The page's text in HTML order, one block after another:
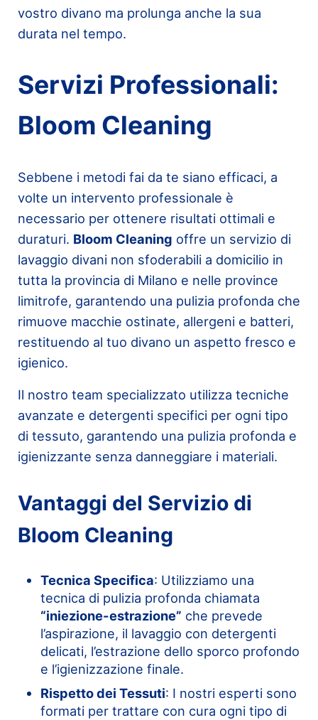
vostro divano ma prolunga anche la sua
durata nel tempo.
Servizi Professionali:
Bloom Cleaning
Sebbene i metodi fai da te siano efficaci, a
volte un intervento professionale è
necessario per ottenere risultati ottimali e
duraturi. Bloom Cleaning offre un servizio di
lavaggio divani non sfoderabili a domicilio in
tutta la provincia di Milano e nelle province
limitrofe, garantendo una pulizia profonda che
rimuove macchie ostinate, allergeni e batteri,
restituendo al tuo divano un aspetto fresco e
igienico.
Il nostro team specializzato utilizza tecniche
avanzate e detergenti specifici per ogni tipo
di tessuto, garantendo una pulizia profonda e
igienizzante senza danneggiare i materiali.
Vantaggi del Servizio di
Bloom Cleaning
Tecnica Specifica: Utilizziamo una
tecnica di pulizia profonda chiamata
“iniezione-estrazione” che prevede
l’aspirazione, il lavaggio con detergenti
delicati, l’estrazione dello sporco profondo
e l’igienizzazione finale.
Rispetto dei Tessuti: I nostri esperti sono
formati per trattare con cura ogni tipo di